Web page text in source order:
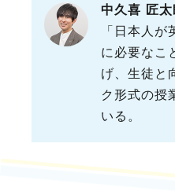
中久喜 匠太
「日本人
に必要なこ
げ、生徒と
ク形式の授
いる。